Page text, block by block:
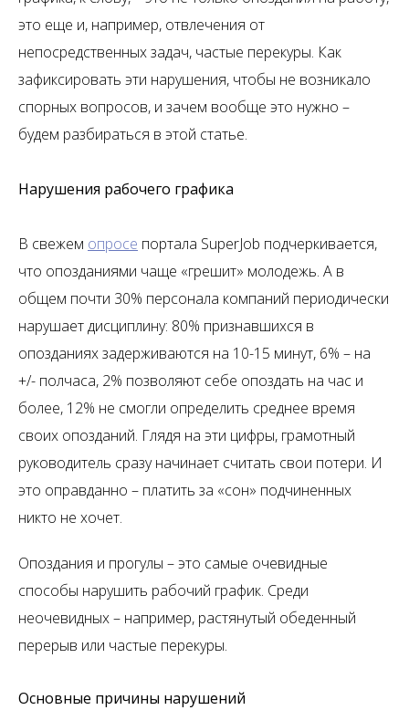
это еще и, например, отвлечения от
непосредственных задач, частые перекуры. Как
зафиксировать эти нарушения, чтобы не возникало
спорных вопросов, и зачем вообще это нужно –
будем разбираться в этой статье.
Нарушения рабочего графика
В свежем опросе портала SuperJob подчеркивается,
что опозданиями чаще «грешит» молодежь. А в
общем почти 30% персонала компаний периодически
нарушает дисциплину: 80% признавшихся в
опозданиях задерживаются на 10-15 минут, 6% – на
+/- полчаса, 2% позволяют себе опоздать на час и
более, 12% не смогли определить среднее время
своих опозданий. Глядя на эти цифры, грамотный
руководитель сразу начинает считать свои потери. И
это оправданно – платить за «сон» подчиненных
никто не хочет.
Опоздания и прогулы – это самые очевидные
способы нарушить рабочий график. Среди
неочевидных – например, растянутый обеденный
перерыв или частые перекуры.
Основные причины нарушений